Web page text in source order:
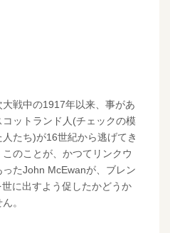
戦中の1917年以来、事があ
ットランド人(チェックの模
たち)が16世紀から逃げてき
のことが、かつてリンクウ
たJohn McEwanが、ブレン
に出すよう促したかどうか
。